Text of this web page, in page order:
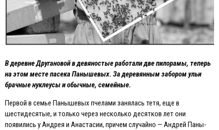
В деревне Другановой в девяностые работали две пилорамы, теперь
на этом месте пасека Панышевых. За деревянным забором ульи
брачные нуклеусы и обычные, семейные.
Первой в семье Панышевых пчелами занялась тетя, еще в
шестидесятые, и только через несколько десятков лет они
появились у Андрея и Анастасии, причем случайно — Андрей Паны-